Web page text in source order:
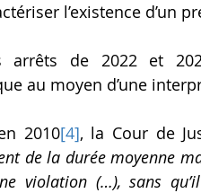
l’existence d’un
arrêts de 2022 et
au moyen d’une
2010[4], la Cour de
de la durée moyenne
violation (…), sans